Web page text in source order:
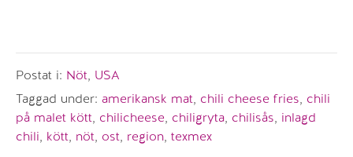
Postat i: Nöt, USA
Taggad under: amerikansk mat, chili cheese fries, chili
på malet kött, chilicheese, chiligryta, chilisås, inlagd
chili, kött, nöt, ost, region, texmex